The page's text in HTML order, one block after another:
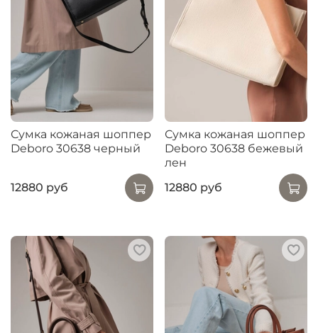
Сумка кожаная шоппер
Deboro 30638 черный
12880 руб
Сумка кожаная шоппер
Deboro 30638 бежевый
лен
12880 руб